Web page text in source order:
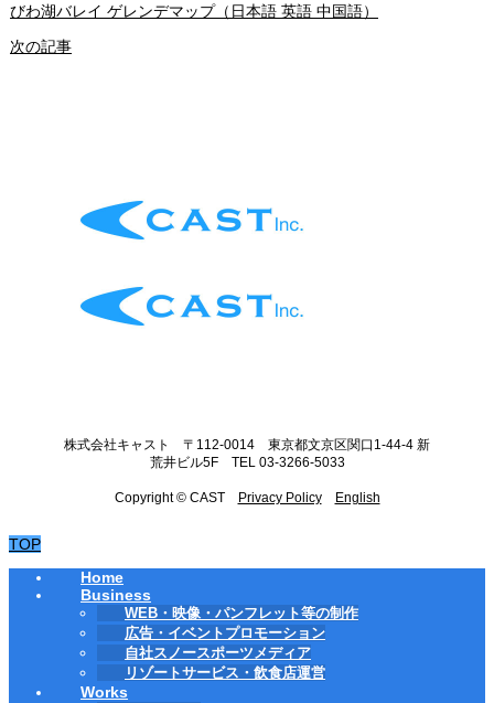
びわ湖バレイ ゲレンデマップ（日本語 英語 中国語）
次の記事
株式会社キャスト 〒112-0014 東京都文京区関口1-44-4 新
荒井ビル5F TEL 03-3266-5033
Copyright © CAST Privacy Policy English
TOP
Home
Business
WEB・映像・パンフレット等の制作
広告・イベントプロモーション
自社スノースポーツメディア
リゾートサービス・飲食店運営
Works